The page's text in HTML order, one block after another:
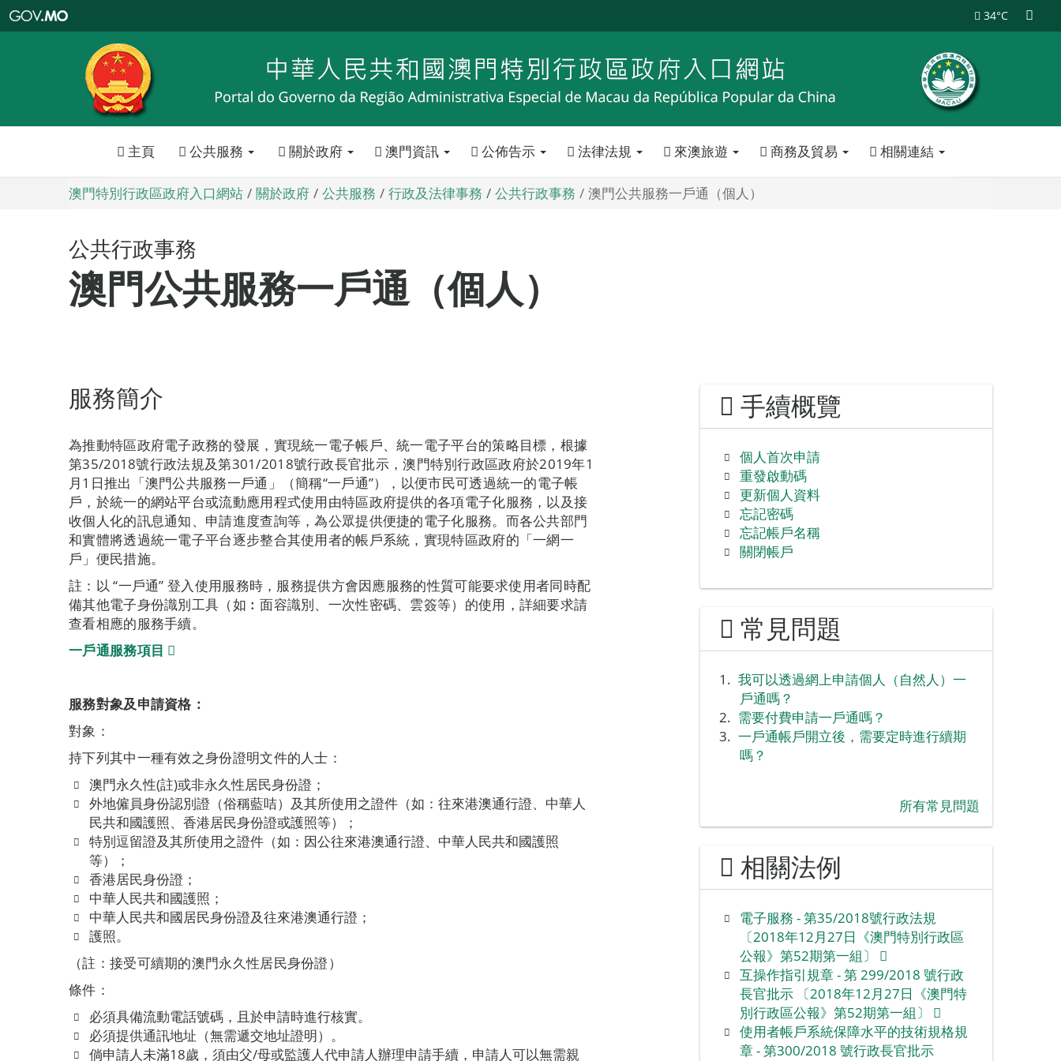
特
政
區
政
口
34°C
主頁 公共服務 關於政府 澳門資訊 公佈告示 法律法規 來澳旅遊 商務及貿易 相關連結
澳門特別行政區政府入口網站 關於政府 公共服務 行政及法律事務 公共行政事務 澳門公共服務一戶通（個人）
公共行政事務
澳門公共服務一戶通（個人）
服務簡介
為推動特區政府電子政務的發展，實現統一電子帳戶、統一電子平台的策略目標，根據
第35/2018號行政法規及第301/2018號行政長官批示，澳門特別行政區政府於2019年1
月1日推出「澳門公共服務一戶通」（簡稱“一戶通”），以便市民可透過統一的電子帳
戶，於統一的網站平台或流動應用程式使用由特區政府提供的各項電子化服務，以及接
收個人化的訊息通知、申請進度查詢等，為公眾提供便捷的電子化服務。而各公共部門
和實體將透過統一電子平台逐步整合其使用者的帳戶系統，實現特區政府的「一網一
戶」便民措施。
註：以 “一戶通” 登入使用服務時，服務提供方會因應服務的性質可能要求使用者同時配
備其他電子身份識別工具（如︰面容識別、一次性密碼、雲簽等）的使用，詳細要求請
查看相應的服務手續。
一戶通服務項目
服務對象及申請資格：
對象：
持下列其中一種有效之身份證明文件的人士：
澳門永久性(註)或非永久性居民身份證；
外地僱員身份認別證（俗稱藍咭）及其所使用之證件（如：往來港澳通行證、中華人
民共和國護照、香港居民身份證或護照等）；
特別逗留證及其所使用之證件（如：因公往來港澳通行證、中華人民共和國護照
等）；
香港居民身份證；
中華人民共和國護照；
中華人民共和國居民身份證及往來港澳通行證；
護照。
（註：接受可續期的澳門永久性居民身份證）
條件：
必須具備流動電話號碼，且於申請時進行核實。
必須提供通訊地址（無需遞交地址證明）。
倘申請人未滿18歲，須由父/母或監護人代申請人辦理申請手續，申請人可以無需親
手續概覽
個人首次申請
重發啟動碼
更新個人資料
忘記密碼
忘記帳戶名稱
關閉帳戶
常見問題
我可以透過網上申請個人（自然人）一
戶通嗎？
需要付費申請一戶通嗎？
一戶通帳戶開立後，需要定時進行續期
嗎？
所有常見問題
相關法例
電子服務 - 第35/2018號行政法規
〔2018年12月27日《澳門特別行政區
公報》第52期第一組〕
互操作指引規章 - 第 299/2018 號行政
長官批示 〔2018年12月27日《澳門特
別行政區公報》第52期第一組〕
使用者帳戶系統保障水平的技術規格規
章 - 第300/2018 號行政長官批示